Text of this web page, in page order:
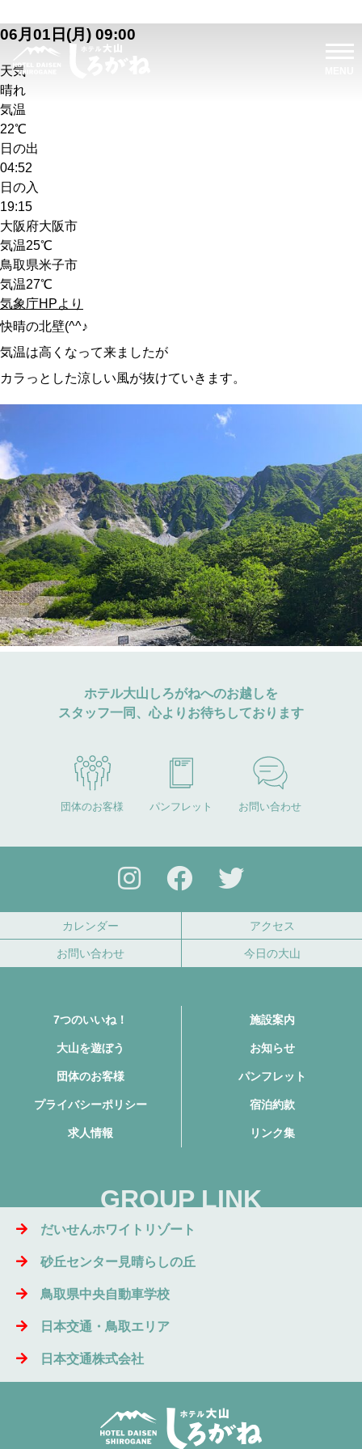
06月01日(月) 09:00
天気
晴れ
気温
22℃
日の出
04:52
日の入
19:15
大阪府大阪市
気温25℃
鳥取県米子市
気温27℃
気象庁HPより
快晴の北壁(^^♪
気温は高くなって来ましたが
カラっとした涼しい風が抜けていきます。
ホテル大山しろがねへのお越しを
スタッフ一同、心よりお待ちしております
団体のお客様 パンフレット お問い合わせ
カレンダー アクセス
お問い合わせ 今日の大山
7つのいいね！ 施設案内
大山を遊ぼう お知らせ
団体のお客様 パンフレット
プライバシーポリシー 宿泊約款
求人情報 リンク集
GROUP LINK
だいせんホワイトリゾート
砂丘センター見晴らしの丘
鳥取県中央自動車学校
日本交通・鳥取エリア
日本交通株式会社